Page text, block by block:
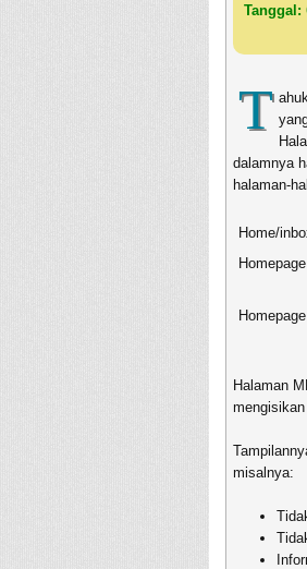
Tanggal:
T
dalamnya
halaman-
Home/
Halaman
misalnya: